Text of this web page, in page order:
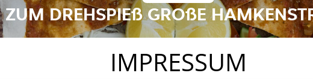
ZUM DREHSPIEß GROßE
IMPRESSUM